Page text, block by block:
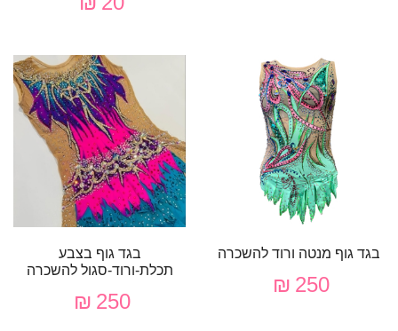
בגד גוף מנטה ורוד להשכרה
250 ₪
בגד גוף בצבע
תכלת-ורוד-סגול להשכרה
250 ₪